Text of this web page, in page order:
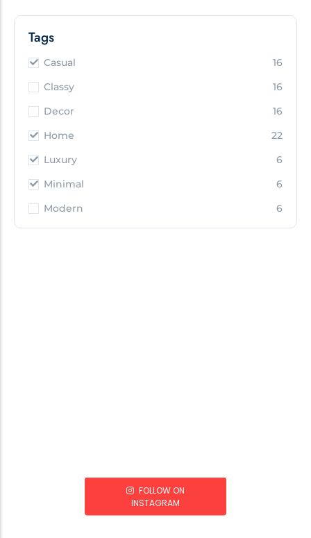
Tags
Casual
16
Classy
16
Decor
16
Home
22
Luxury
6
Minimal
6
Modern
6
FOLLOW ON
INSTAGRAM